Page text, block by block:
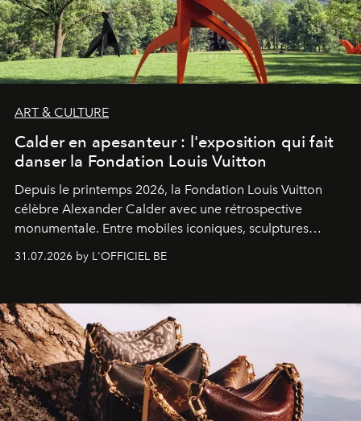
ART & CULTURE
Calder en apesanteur : l'exposition qui fait
danser la Fondation Louis Vuitton
Depuis le printemps 2026, la Fondation Louis Vuitton
célèbre Alexander Calder avec une rétrospective
monumentale. Entre mobiles iconiques, sculptures
monumentales et poésie du mouvement, l'artiste
américain investit les espaces imaginés par Frank Gehry
sculpture.
31.07.2026 by L'OFFICIEL BE